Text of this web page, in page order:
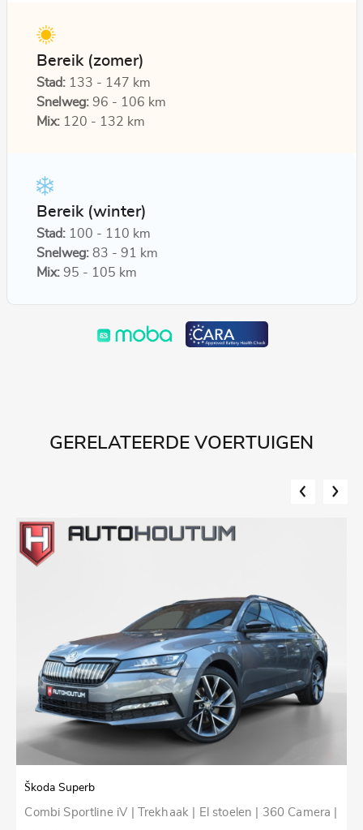
Bereik (zomer)
Stad:133 - 147 km
Snelweg:96 - 106 km
Mix:120 - 132 km
Bereik (winter)
Stad:100 - 110 km
Snelweg:83 - 91 km
Mix:95 - 105 km
GERELATEERDE VOERTUIGEN
Škoda Superb
Combi Sportline iV | Trekhaak | El stoelen | 360 Camera |